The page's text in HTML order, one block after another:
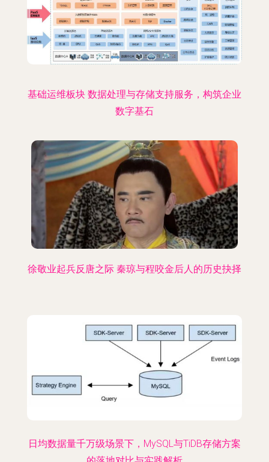
基础运维板块 数据处理与存储支持服务，构筑企业
数字基石
徐敬业起兵反唐之际 秦琼与程咬金后人的历史抉择
日均数据量千万级场景下，MySQL与TiDB存储方案